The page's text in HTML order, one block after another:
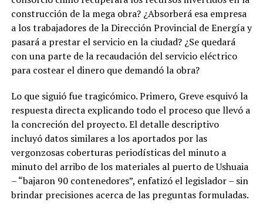
construcción de la mega obra? ¿Absorberá esa empresa
a los trabajadores de la Dirección Provincial de Energía y
pasará a prestar el servicio en la ciudad? ¿Se quedará
con una parte de la recaudación del servicio eléctrico
para costear el dinero que demandó la obra?
Lo que siguió fue tragicómico. Primero, Greve esquivó la
respuesta directa explicando todo el proceso que llevó a
la concreción del proyecto. El detalle descriptivo
incluyó datos similares a los aportados por las
vergonzosas coberturas periodísticas del minuto a
minuto del arribo de los materiales al puerto de Ushuaia
– “bajaron 90 contenedores”, enfatizó el legislador – sin
brindar precisiones acerca de las preguntas formuladas.